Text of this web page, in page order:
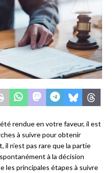
rendue en votre faveur, il est
à suivre pour obtenir
il n’est pas rare que la partie
à la décision
les principales étapes à suivre